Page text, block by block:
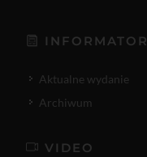
INFORMATOR
Aktualne wydanie
Archiwum
VIDEO